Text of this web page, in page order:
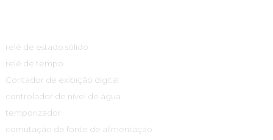
relé de estado sólido
relé de tempo
Contador de exibição digital
controlador de nível de água
temporizador
comutação de fonte de alimentação